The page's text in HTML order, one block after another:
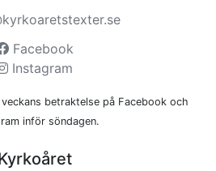
Facebook
Instagram
betraktelse på Facebook och
inför söndagen.